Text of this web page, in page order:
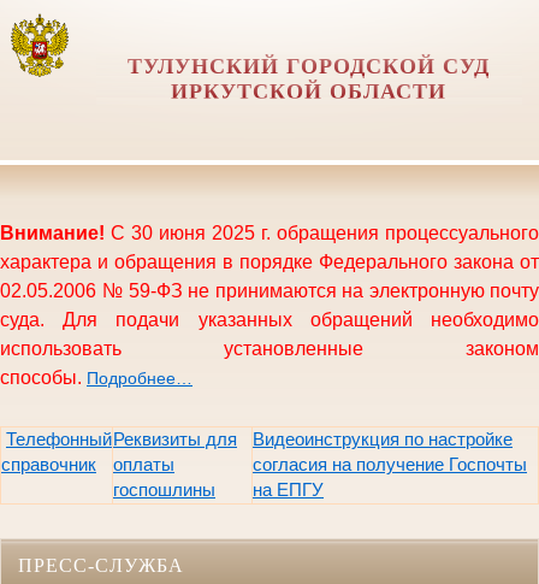
ТУЛУНСКИЙ ГОРОДСКОЙ СУД
ИРКУТСКОЙ ОБЛАСТИ
Внимание! С 30 июня 2025 г. обращения процессуального
характера и обращения в порядке Федерального закона от
02.05.2006 № 59-ФЗ не принимаются на электронную почту
суда. Для подачи указанных обращений необходимо
использовать установленные законом
способы. Подробнее…
Телефонный
справочник
Реквизиты для
оплаты
госпошлины
Видеоинструкция по настройке
согласия на получение Госпочты
на ЕПГУ
ПРЕСС-СЛУЖБА